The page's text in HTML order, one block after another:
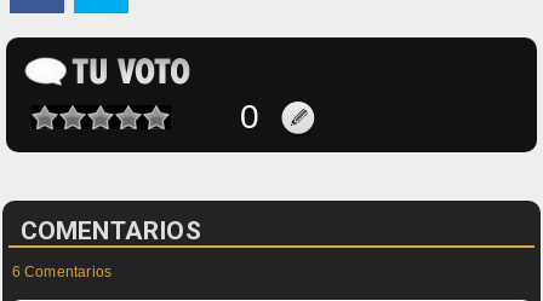
COMENTARIOS
6 Comentarios